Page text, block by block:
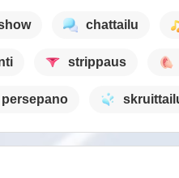
chattailu
strippaus
persepano